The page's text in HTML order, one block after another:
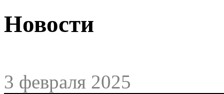
Новости
3 февраля 2025